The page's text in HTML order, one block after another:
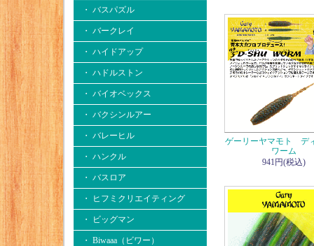
・ バスパズル
・ バークレイ
・ ハイドアップ
・ ハドルストン
・ バイオベックス
・ バクシンルアー
・ バレーヒル
・ ハンクル
・ バスロア
・ ヒフミクリエイティング
・ ビッグマン
・ Biwaaa（ビワー）
ゲーリーヤマモト デ
ワーム
941円(税込)